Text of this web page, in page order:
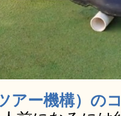
アー機構）の